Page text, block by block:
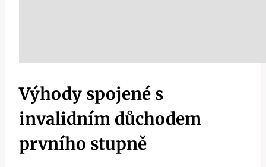
Výhody spojené s
invalidním důchodem
prvního stupně